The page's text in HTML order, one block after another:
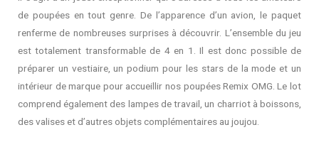
de poupées en tout genre. De l’apparence d’un avion, le paquet
renferme de nombreuses surprises à découvrir. L’ensemble du jeu
est totalement transformable de 4 en 1. Il est donc possible de
préparer un vestiaire, un podium pour les stars de la mode et un
intérieur de marque pour accueillir nos poupées Remix OMG. Le lot
comprend également des lampes de travail, un charriot à boissons,
des valises et d’autres objets complémentaires au joujou.